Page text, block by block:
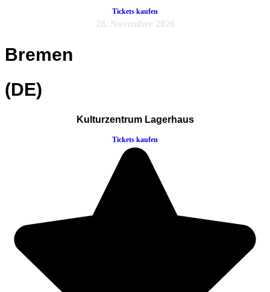
Tickets kaufen
28. November 2026
Bremen
(DE)
Kulturzentrum Lagerhaus
Tickets kaufen